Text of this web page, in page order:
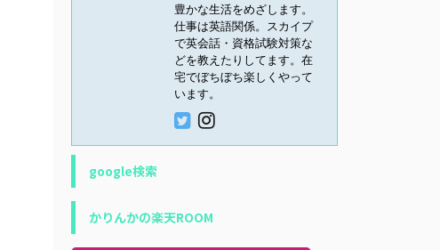
豊かな生活をめざします。
仕事は英語関係。スカイプ
で英会話・資格試験対策な
どを教えたりしてます。在
宅でぼちぼち楽しくやって
います。
google検索
かりんかの楽天ROOM